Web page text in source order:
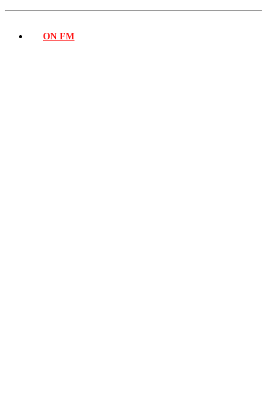
ON FM